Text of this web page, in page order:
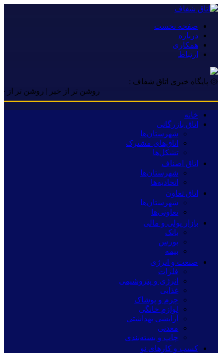
صفحه نخست
درباره
همکاری
ارتباط
۞ پایگاه خبری اتاق شفاف :
روشن تر از خبر | روشن تر از
خانه
اتاق بازرگانی
شهرستان‌ها
اتاق‌های مشترک
تشکل‌ها
اتاق اصناف
شهرستان‌ها
اتحادیه‌ها
اتاق تعاون
شهرستان‌ها
تعاونی‌ها
بازار پولی و مالی
بانک
بورس
بیمه
صنعت و انرژی
فلزات
انرژی و پتروشیمی
غذایی
چرم و پوشاک
لوازم خانگی
آرایشی بهداشتی
معدنی
چاپ و بسته‌بندی
کسب و کارهای نو